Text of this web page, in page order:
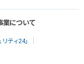
業について
ティ24」